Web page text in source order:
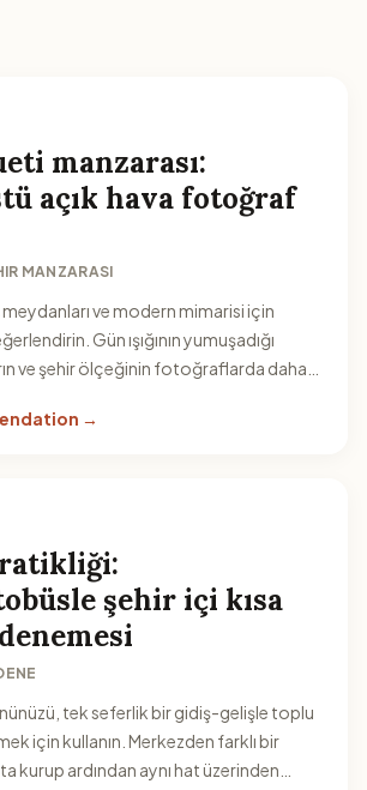
manzarası:
açık hava fotoğraf
MANZARASI
meydanları ve modern mimarisi için
Gün ışığının yumuşadığı
ve şehir ölçeğinin fotoğraflarda daha
→
şehir içi kısa
tek seferlik bir gidiş-gelişle toplu
için kullanın. Merkezden farklı bir
kurup ardından aynı hat üzerinden